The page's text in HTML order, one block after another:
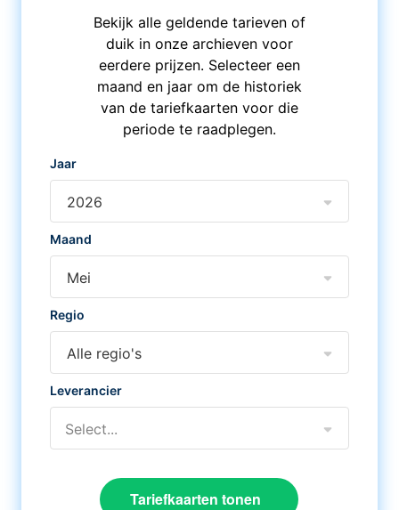
Bekijk alle geldende tarieven of
duik in onze archieven voor
eerdere prijzen. Selecteer een
maand en jaar om de historiek
van de tariefkaarten voor die
periode te raadplegen.
Jaar
2026
Maand
Mei
Regio
Alle regio's
Leverancier
Select...
Tariefkaarten tonen